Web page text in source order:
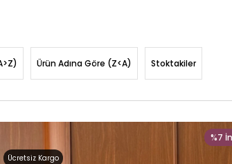
Ürün Adına Göre (Z<A) Stoktakiler
%7
Ücretsiz Kargo